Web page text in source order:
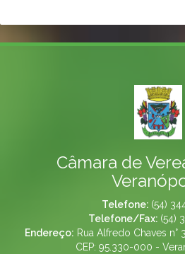
Câmara de
Telefone: (54)
Telefone/Fax: (54)
Endereço: Rua Alfredo Chaves
CEP: 95.330-000 -